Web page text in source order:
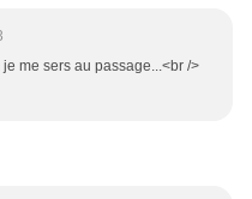
me sers au passage...<br />